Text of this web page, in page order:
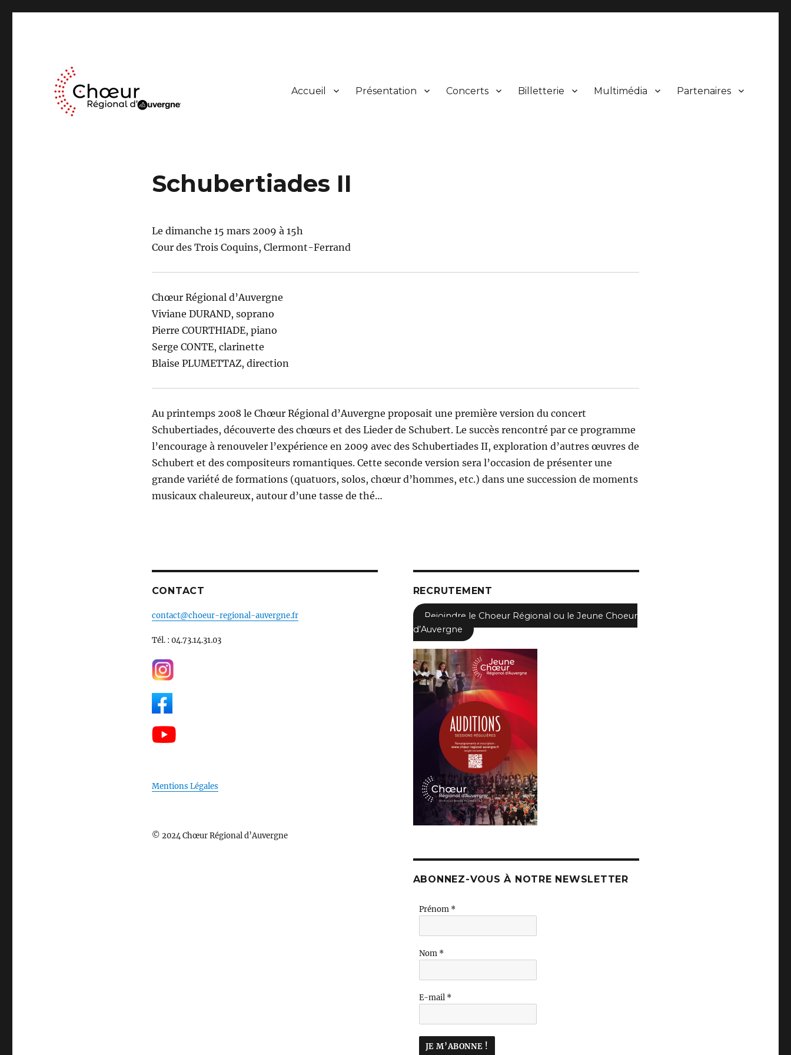
Accueil Présentation Concerts Billetterie Multimédia Partenaires
Schubertiades II
Le dimanche 15 mars 2009 à 15h
Cour des Trois Coquins, Clermont-Ferrand
Chœur Régional d’Auvergne
Viviane DURAND, soprano
Pierre COURTHIADE, piano
Serge CONTE, clarinette
Blaise PLUMETTAZ, direction
Au printemps 2008 le Chœur Régional d’Auvergne proposait une première version du concert
Schubertiades, découverte des chœurs et des Lieder de Schubert. Le succès rencontré par ce programme
l’encourage à renouveler l’expérience en 2009 avec des Schubertiades II, exploration d’autres œuvres de
Schubert et des compositeurs romantiques. Cette seconde version sera l’occasion de présenter une
grande variété de formations (quatuors, solos, chœur d’hommes, etc.) dans une succession de moments
musicaux chaleureux, autour d’une tasse de thé…
CONTACT
contact@choeur-regional-auvergne.fr
Tél. : 04.73.14.31.03
Mentions Légales
© 2024 Chœur Régional d’Auvergne
RECRUTEMENT
Rejoindre le Choeur Régional ou le Jeune Choeur
d’Auvergne
ABONNEZ-VOUS À NOTRE NEWSLETTER
Prénom *
Nom *
E-mail *